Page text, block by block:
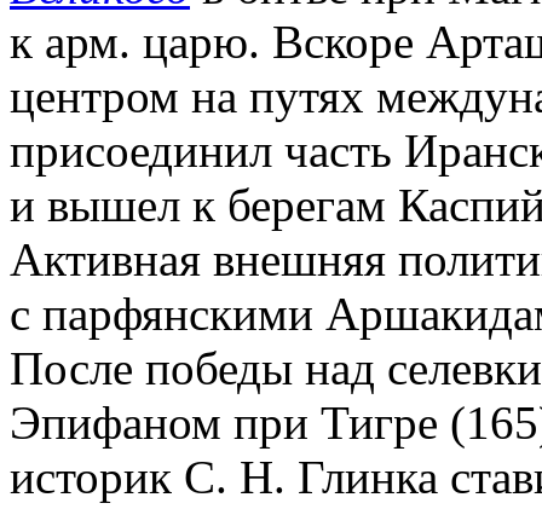
к арм. царю. Вскоре
центром на путях
присоединил часть
и вышел к берегам
Активная внешняя
с парфянскими
После победы над
Эпифаном при Тигре
историк С. Н. Глинка